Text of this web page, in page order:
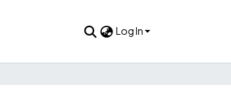
Log In